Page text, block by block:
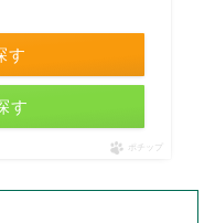
す
す
ポチップ